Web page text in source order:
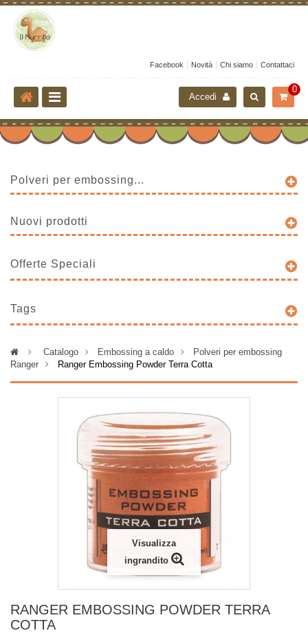
Facebook Novità Chi siamo Contattaci
0
Accedi
Polveri per embossing...
Nuovi prodotti
Offerte Speciali
Tags
> Catalogo > Embossing a caldo >
Polveri per embossing
Ranger
> Ranger Embossing Powder Terra Cotta
Visualizza
ingrandito
RANGER EMBOSSING POWDER TERRA
COTTA